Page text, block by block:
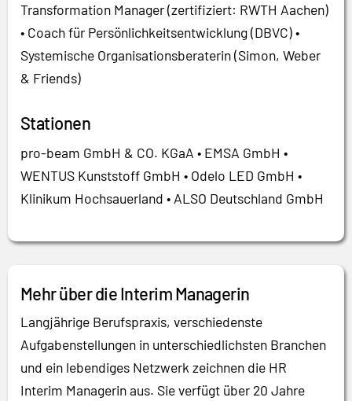
Transformation Manager (zertifiziert: RWTH Aachen)
• Coach für Persönlichkeitsentwicklung (DBVC) •
Systemische Organisationsberaterin (Simon, Weber
& Friends)
Stationen
pro-beam GmbH & CO. KGaA • EMSA GmbH •
WENTUS Kunststoff GmbH • Odelo LED GmbH •
Klinikum Hochsauerland • ALSO Deutschland GmbH
Mehr über die Interim Managerin
Langjährige Berufspraxis, verschiedenste
Aufgabenstellungen in unterschiedlichsten Branchen
und ein lebendiges Netzwerk zeichnen die HR
Interim Managerin aus. Sie verfügt über 20 Jahre